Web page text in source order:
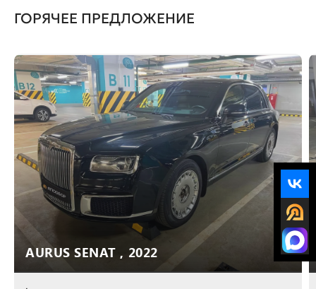
ГОРЯЧЕЕ ПРЕДЛОЖЕНИЕ
AURUS SENAT , 2022